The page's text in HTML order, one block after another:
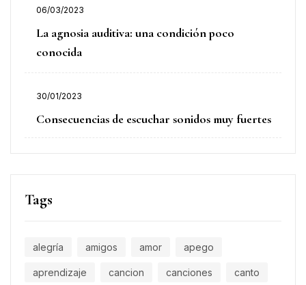
06/03/2023
La agnosia auditiva: una condición poco
conocida
30/01/2023
Consecuencias de escuchar sonidos muy fuertes
Tags
alegría amigos amor apego
aprendizaje cancion canciones canto